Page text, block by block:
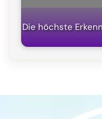
Die höchste